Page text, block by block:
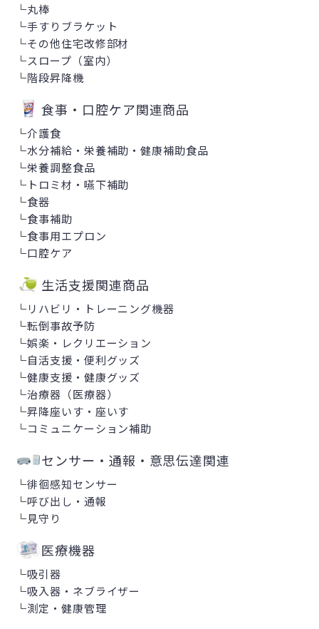
└丸棒
└手すりブラケット
└その他住宅改修部材
└スロープ（室内）
└階段昇降機
食事・口腔ケア関連商品
└介護食
└水分補給・栄養補助・健康補助食品
└栄養調整食品
└ トロミ材・嚥下補助
└食器
└食事補助
└食事用エプロン
└口腔ケア
生活支援関連商品
└リハビリ・トレーニング機器
└転倒事故予防
└娯楽・レクリエーション
└自活支援・便利グッズ
└健康支援・健康グッズ
└治療器（医療器）
└昇降座いす・座いす
└コミュニケーション補助
センサー・通報・意思伝達関連
└徘徊感知センサー
└呼び出し・通報
└見守り
医療機器
└吸引器
└吸入器・ネブライザー
└測定・健康管理